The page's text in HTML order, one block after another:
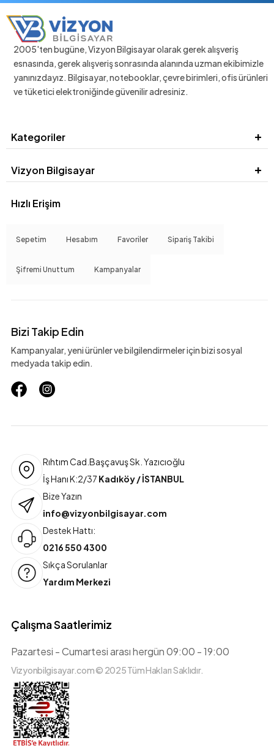
2005'ten bugüne, Vizyon Bilgisayar olarak gerek alışveriş
esnasında, gerek alışveriş sonrasında alanında uzman ekibimizle
yanınızdayız. Bilgisayar, notebooklar, çevre birimleri, ofis ürünleri
ve tüketici elektroniğinde güvenilir adresiniz.
Kategoriler
Vizyon Bilgisayar
Hızlı Erişim
Sepetim Hesabım Favoriler Sipariş Takibi
Şifremi Unuttum Kampanyalar
Bizi Takip Edin
Kampanyalar, yeni ürünler ve bilgilendirmeler için bizi sosyal
medyada takip edin.
Rıhtım Cad.Başçavuş Sk. Yazıcıoğlu
İş Hanı K:2/37 Kadıköy / İSTANBUL
Bize Yazın
info@vizyonbilgisayar.com
Destek Hattı:
0216 550 4300
Sıkça Sorulanlar
Yardım Merkezi
Çalışma Saatlerimiz
Pazartesi - Cumartesi arası hergün 09:00 - 19:00
Vizyonbilgisayar.com © 2025 Tüm Hakları Saklıdır.